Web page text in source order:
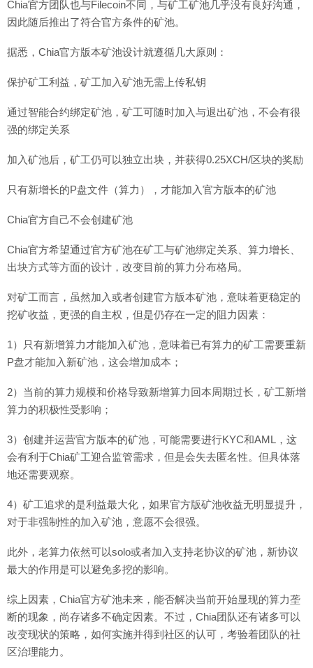
Chia官方团队也与Filecoin不同，与矿工矿池几乎没有良好沟通，
因此随后推出了符合官方条件的矿池。
据悉，Chia官方版本矿池设计就遵循几大原则：
保护矿工利益，矿工加入矿池无需上传私钥
通过智能合约绑定矿池，矿工可随时加入与退出矿池，不会有很
强的绑定关系
加入矿池后，矿工仍可以独立出块，并获得0.25XCH/区块的奖励
只有新增长的P盘文件（算力），才能加入官方版本的矿池
Chia官方自己不会创建矿池
Chia官方希望通过官方矿池在矿工与矿池绑定关系、算力增长、
出块方式等方面的设计，改变目前的算力分布格局。
对矿工而言，虽然加入或者创建官方版本矿池，意味着更稳定的
挖矿收益，更强的自主权，但是仍存在一定的阻力因素：
1）只有新增算力才能加入矿池，意味着已有算力的矿工需要重新
P盘才能加入新矿池，这会增加成本；
2）当前的算力规模和价格导致新增算力回本周期过长，矿工新增
算力的积极性受影响；
3）创建并运营官方版本的矿池，可能需要进行KYC和AML，这
会有利于Chia矿工迎合监管需求，但是会失去匿名性。但具体落
地还需要观察。
4）矿工追求的是利益最大化，如果官方版矿池收益无明显提升，
对于非强制性的加入矿池，意愿不会很强。
此外，老算力依然可以solo或者加入支持老协议的矿池，新协议
最大的作用是可以避免多挖的影响。
综上因素，Chia官方矿池未来，能否解决当前开始显现的算力垄
断的现象，尚存诸多不确定因素。不过，Chia团队还有诸多可以
改变现状的策略，如何实施并得到社区的认可，考验着团队的社
区治理能力。